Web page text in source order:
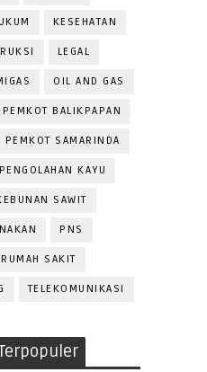
KESEHATAN
LEGAL
OIL AND GAS
PEMKOT BALIKPAPAN
PEMKOT SAMARINDA
PENGOLAHAN KAYU
SAWIT
PNS
RUMAH SAKIT
TELEKOMUNIKASI